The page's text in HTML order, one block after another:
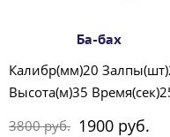
Ба-бах
Калибр(мм)20
Высота(м)35
3800 руб. 1900 руб.